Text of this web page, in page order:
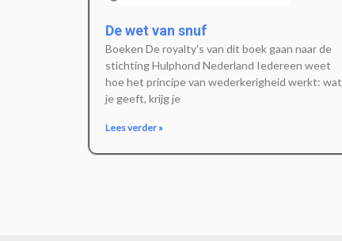
De wet van snuf
Boeken De royalty’s van dit boek gaan naar de
stichting Hulphond Nederland Iedereen weet
hoe het principe van wederkerigheid werkt: wat
je geeft, krijg je
Lees verder »